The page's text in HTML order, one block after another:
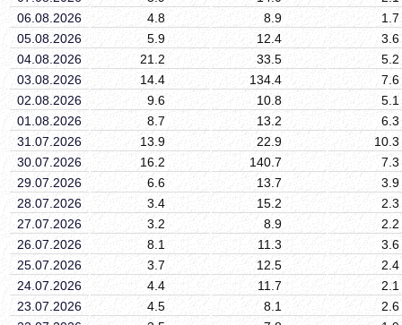
06.08.2026
4.8 8.9
1.7
05.08.2026
5.9 12.4
3.6
04.08.2026
21.2 33.5
5.2
03.08.2026
14.4 134.4
7.6
02.08.2026
9.6 10.8
5.1
01.08.2026
8.7 13.2
6.3
31.07.2026
13.9 22.9
10.3
30.07.2026
16.2 140.7
7.3
29.07.2026
6.6 13.7
3.9
28.07.2026
3.4 15.2
2.3
27.07.2026
3.2 8.9
2.2
26.07.2026
8.1 11.3
3.6
25.07.2026
3.7 12.5
2.4
24.07.2026
4.4 11.7
2.1
23.07.2026
4.5 8.1
2.6